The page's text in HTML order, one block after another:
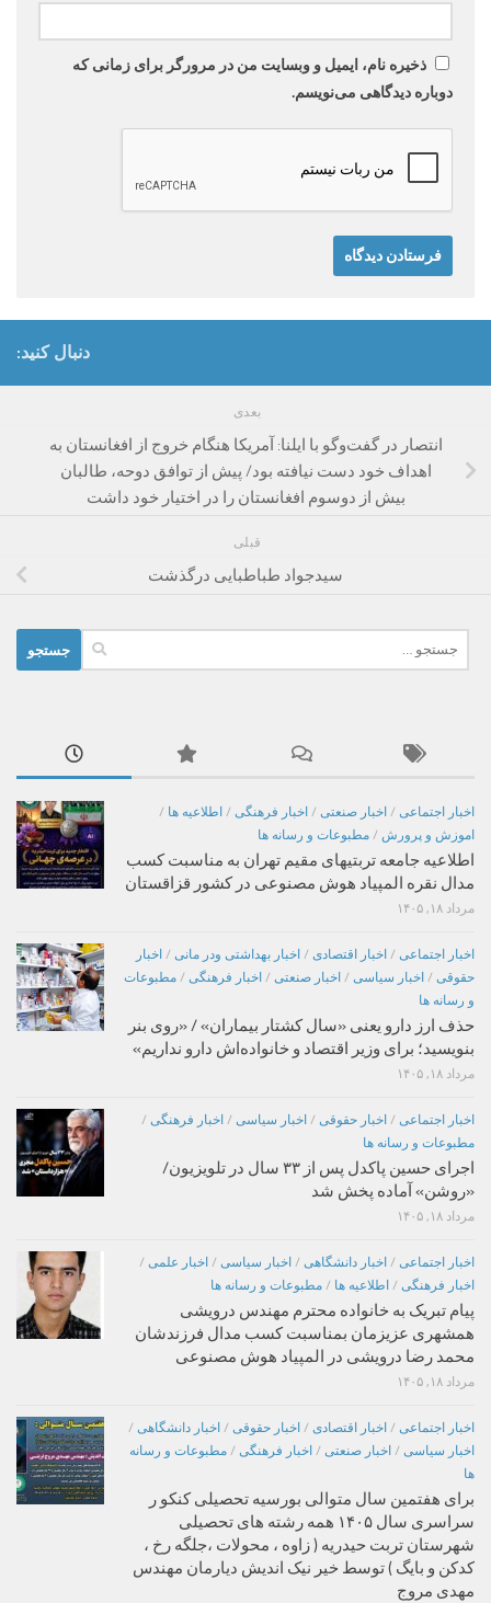
ذخیره نام، ایمیل و وبسایت من در مرورگر برای زمانی که
دوباره دیدگاهی می‌نویسم.
دنبال کنید:
بعدی
انتصار در گفت‌وگو با ایلنا: آمریکا هنگام خروج از افغانستان به
اهداف خود دست نیافته بود/ پیش از توافق دوحه، طالبان
بیش از دوسوم افغانستان را در اختیار خود داشت
قبلی
سیدجواد طباطبایی درگذشت
برای:
اخبار اجتماعی / اخبار صنعتی / اخبار فرهنگی / اطلاعیه ها /
اموزش و پرورش / مطبوعات و رسانه ها
اطلاعیه جامعه تربتیهای مقیم تهران به مناسبت کسب
مدال نقره المپیاد هوش مصنوعی در کشور قزاقستان
مرداد ۱۸, ۱۴۰۵
اخبار اجتماعی / اخبار اقتصادی / اخبار بهداشتی ودر مانی / اخبار
حقوقی / اخبار سیاسی / اخبار صنعتی / اخبار فرهنگی / مطبوعات
و رسانه ها
حذف ارز دارو یعنی «سال کشتار بیماران» / «روی بنر
بنویسید؛ برای وزیر اقتصاد و خانواده‌اش دارو نداریم»
مرداد ۱۸, ۱۴۰۵
اخبار اجتماعی / اخبار حقوقی / اخبار سیاسی / اخبار فرهنگی /
مطبوعات و رسانه ها
اجرای حسین پاکدل پس از ۳۳ سال در تلویزیون/
«روشن» آماده پخش شد
مرداد ۱۸, ۱۴۰۵
اخبار اجتماعی / اخبار دانشگاهی / اخبار سیاسی / اخبار علمی /
اخبار فرهنگی / اطلاعیه ها / مطبوعات و رسانه ها
پیام تبریک به خانواده محترم مهندس درویشی
همشهری عزیزمان بمناسبت کسب مدال فرزندشان
محمد رضا درویشی در المپیاد هوش مصنوعی
مرداد ۱۸, ۱۴۰۵
اخبار اجتماعی / اخبار اقتصادی / اخبار حقوقی / اخبار دانشگاهی /
اخبار سیاسی / اخبار صنعتی / اخبار فرهنگی / مطبوعات و رسانه
ها
برای هفتمین سال متوالی بورسیه تحصیلی کنکو ر
سراسری سال ۱۴۰۵ همه رشته های تحصیلی
شهرستان تربت حیدریه ( زاوه ، محولات ،جلگه رخ ،
کدکن و بایگ ) توسط خیر نیک اندیش دیارمان مهندس
مهدی مروج